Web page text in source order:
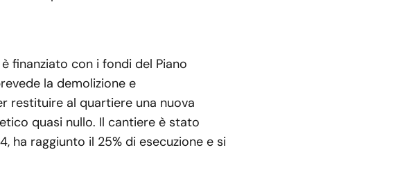
è finanziato con i fondi del Piano
la demolizione e
restituire al quartiere una nuova
quasi nullo. Il cantiere è stato
raggiunto il 25% di esecuzione e si